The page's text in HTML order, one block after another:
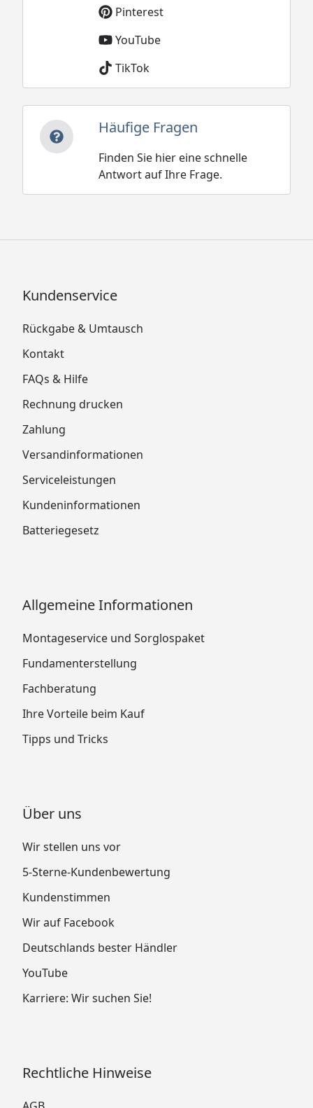
Pinterest
YouTube
TikTok
Häufige Fragen
Finden Sie hier eine schnelle
Antwort auf Ihre Frage.
Kundenservice
Rückgabe & Umtausch
Kontakt
FAQs & Hilfe
Rechnung drucken
Zahlung
Versandinformationen
Serviceleistungen
Kundeninformationen
Batteriegesetz
Allgemeine Informationen
Montageservice und Sorglospaket
Fundamenterstellung
Fachberatung
Ihre Vorteile beim Kauf
Tipps und Tricks
Über uns
Wir stellen uns vor
5-Sterne-Kundenbewertung
Kundenstimmen
Wir auf Facebook
Deutschlands bester Händler
YouTube
Karriere: Wir suchen Sie!
Rechtliche Hinweise